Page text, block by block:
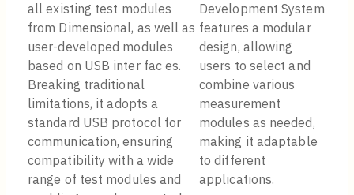
all existing test modules
from Dimensional, as well as
user-developed modules
based on USB inter fac es.
Breaking traditional
limitations, it adopts a
standard USB protocol for
communication, ensuring
compatibility with a wide
range of test modules and
Development System
features a modular
design, allowing
users to select and
combine various
measurement
modules as needed,
making it adaptable
to different
applications.